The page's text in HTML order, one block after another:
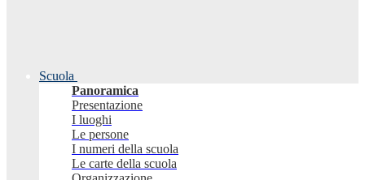
Scuola
Panoramica
Presentazione
I luoghi
Le persone
I numeri della scuola
Le carte della scuola